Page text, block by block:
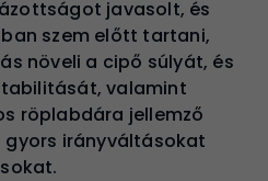
javasolt, és
szem előtt tartani,
növeli a cipő súlyát, és
valamint
röplabdára jellemző
irányváltásokat
.